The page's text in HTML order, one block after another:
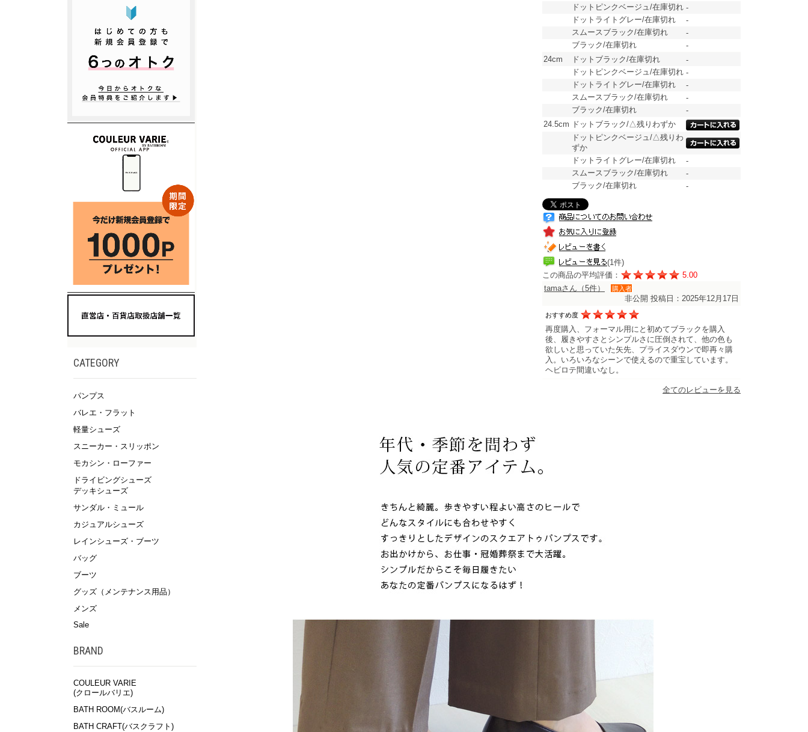
CATEGORY
パンプス
バレエ・フラット
軽量シューズ
スニーカー・スリッポン
モカシン・ローファー
ドライビングシューズ
デッキシューズ
サンダル・ミュール
カジュアルシューズ
レインシューズ・ブーツ
バッグ
ブーツ
グッズ（メンテナンス用品）
メンズ
Sale
BRAND
COULEUR VARIE
(クロールバリエ)
BATH ROOM(バスルーム)
BATH CRAFT(バスクラフト)
ドットピンクベージュ/在庫切れ -
ドットライトグレー/在庫切れ
-
スムースブラック/在庫切れ
-
ブラック/在庫切れ
-
24cm
ドットブラック/在庫切れ
-
ドットピンクベージュ/在庫切れ -
ドットライトグレー/在庫切れ
-
スムースブラック/在庫切れ
-
ブラック/在庫切れ
-
24.5cm ドットブラック/△残りわずか
ドットピンクベージュ/△残りわ
ずか
ドットライトグレー/在庫切れ
-
スムースブラック/在庫切れ
-
ブラック/在庫切れ
-
(1件)
この商品の平均評価：
5.00
tamaさん（5件）
購入者
非公開 投稿日：2025年12月17日
おすすめ度
再度購入、フォーマル用にと初めてブラックを購入
後、履きやすさとシンプルさに圧倒されて、他の色も
欲しいと思っていた矢先、プライスダウンで即再々購
入。いろいろなシーンで使えるので重宝しています。
ヘビロテ間違いなし。
全てのレビューを見る